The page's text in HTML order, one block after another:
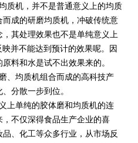
质机，并不是普通意义上的均质
成的研磨均质机，冲破传统意
其处理效果也不是单纯意义上
并不能达到预计的效果呢。因
料和水是试不出效果来的。
、均质机组合而成的高科技产
分散一步到位。
上单纯的胶体磨和均质机的连
不仅深得食品生产企业的喜
、化工等众多行业，从市场反